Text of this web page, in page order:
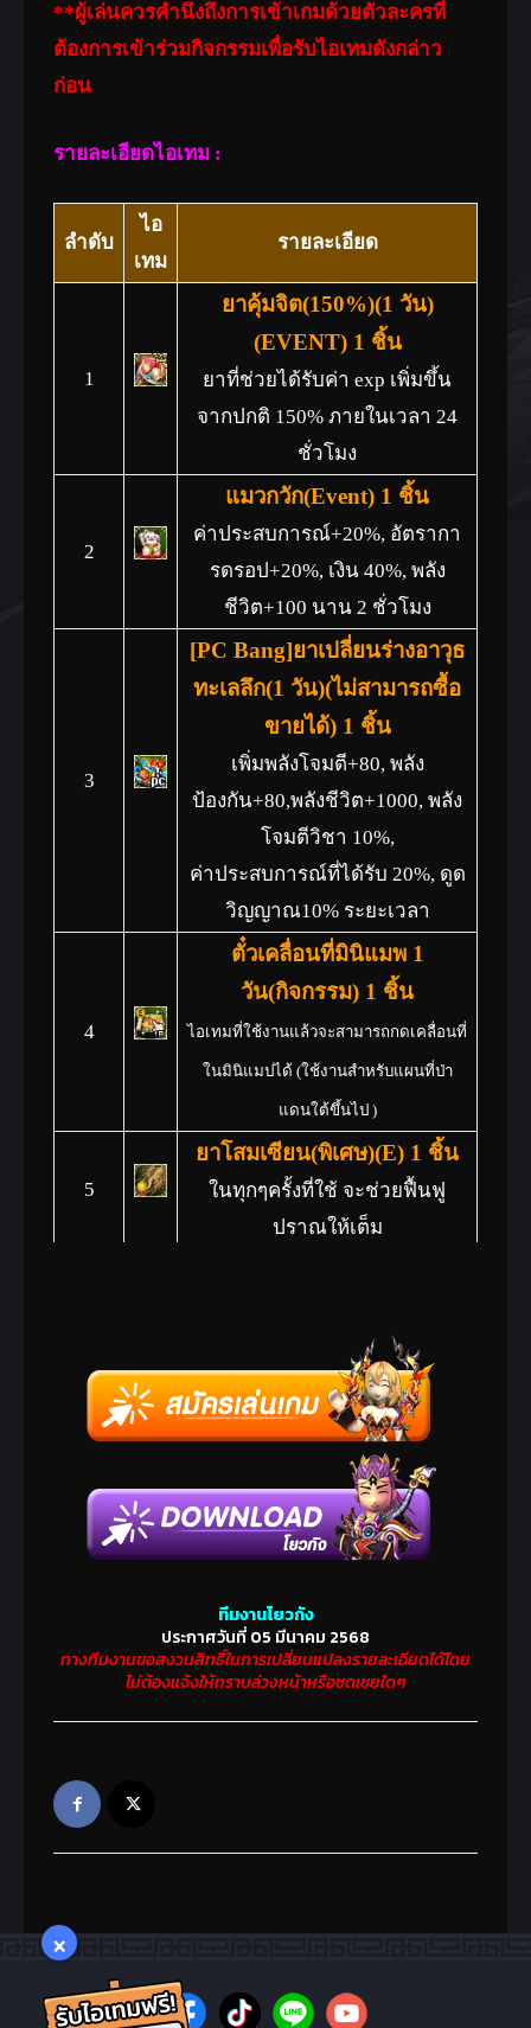
**ผู้เล่นควรคำนึงถึงการเข้าเกมด้วยตัวละครที่
ต้องการเข้าร่วมกิจกรรมเพื่อรับไอเทมดังกล่าว
ก่อน
รายละเอียดไอเทม :
ลำดับ
ไอ
เทม
รายละเอียด
1
ยาคุ้มจิต(150%)(1 วัน)
(EVENT) 1 ชิ้น
ยาที่ช่วยได้รับค่า exp เพิ่มขึ้น
จากปกติ 150% ภายในเวลา 24
ชั่วโมง
2
แมวกวัก(Event) 1 ชิ้น
ค่าประสบการณ์+20%, อัตรากา
รดรอป+20%, เงิน 40%, พลัง
ชีวิต+100 นาน 2 ชั่วโมง
3
[PC Bang]ยาเปลี่ยนร่างอาวุธ
ทะเลลึก(1 วัน)(ไม่สามารถซื้อ
ขายได้) 1 ชิ้น
เพิ่มพลังโจมตี+80, พลัง
ป้องกัน+80,พลังชีวิต+1000, พลัง
โจมตีวิชา 10%,
ค่าประสบการณ์ที่ได้รับ 20%, ดูด
วิญญาณ10% ระยะเวลา
4
ตั๋วเคลื่อนที่มินิแมพ 1
วัน(กิจกรรม) 1 ชิ้น
ไอเทมที่ใช้งานแล้วจะสามารถกดเคลื่อนที่
ในมินิแมปได้ (ใช้งานสำหรับแผนที่ป่า
แดนใต้ขึ้นไป )
5
ยาโสมเซียน(พิเศษ)(E) 1 ชิ้น
ในทุกๆครั้งที่ใช้ จะช่วยฟื้นฟู
ปราณให้เต็ม
ในทุกๆครั้งที่ใช้ จะช่วยฟื้นฟูพลัง
ชีวิตให้เต็ม
เปลี่ยนร่างอาวุธ
เหมียว(กิจกรรม) 1 ชิ้น
พลังโจมตีเพิ่มขึ้น 150, พลัง
ป้องกันเพิ่มขึ้น 150, HP +750, MP
ค่าประสบการณ์เพิ่มขึ้น 50%,
พลังโจมตีวิชาเพิ่มขึ้น 12%,
พลังป้องกันวิชาเพิ่มขึ้น 12%,
หลบหลีก +30 , โจมตีและป้องม
เหรียญทองแดงสงครามมังกร
ทีมงานโยวกัง
ประกาศวันที่ 05 มีนาคม 2568
ทางทีมงานขอสงวนสิทธิ์ในการเปลี่ยนแปลงรายละเอียดได้โดย
ไม่ต้องแจ้งให้ทราบล่วงหน้าหรือชดเชยใดๆ
×